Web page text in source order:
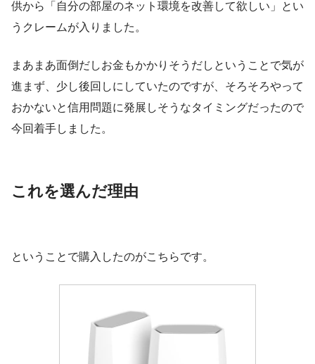
供から「自分の部屋のネット環境を改善して欲しい」とい
うクレームが入りました。
まあまあ面倒だしお金もかかりそうだしということで気が
進まず、少し後回しにしていたのですが、そろそろやって
おかないと信用問題に発展しそうなタイミングだったので
今回着手しました。
これを選んだ理由
ということで購入したのがこちらです。